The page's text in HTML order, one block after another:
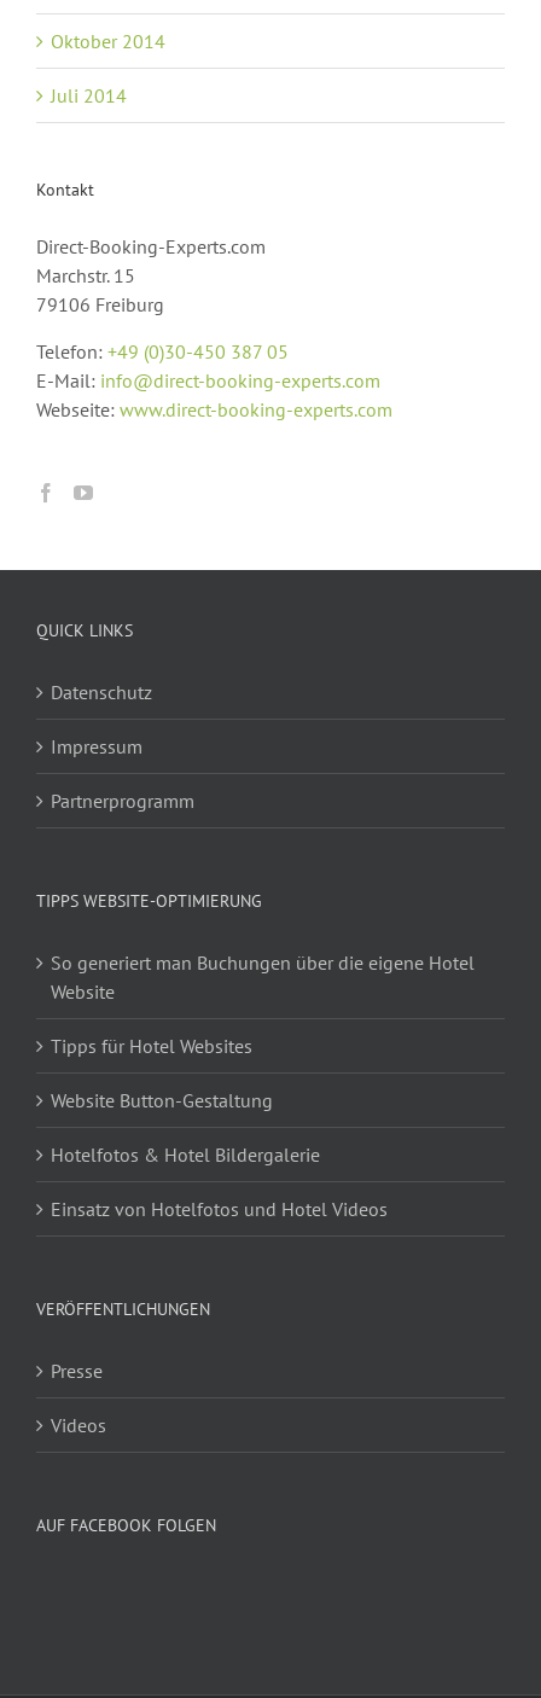
Oktober 2014
Juli 2014
Kontakt
Direct-Booking-Experts.com
Marchstr. 15
79106 Freiburg
Telefon: +49 (0)30-450 387 05
E-Mail: info@direct-booking-experts.com
Webseite: www.direct-booking-experts.com
QUICK LINKS
Datenschutz
Impressum
Partnerprogramm
TIPPS WEBSITE-OPTIMIERUNG
So generiert man Buchungen über die eigene Hotel
Website
Tipps für Hotel Websites
Website Button-Gestaltung
Hotelfotos & Hotel Bildergalerie
Einsatz von Hotelfotos und Hotel Videos
VERÖFFENTLICHUNGEN
Presse
Videos
AUF FACEBOOK FOLGEN